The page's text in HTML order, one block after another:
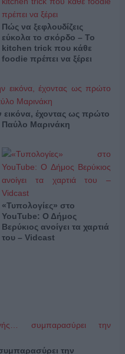
Πώς να ξεφλουδίζεις
εύκολα το σκόρδο – Το
kitchen trick που κάθε
foodie πρέπει να ξέρει
εικόνα, έχοντας ως πρώτο
Παύλο Μαρινάκη
«Τυπολογίες» στο
YouTube: Ο Δήμος
Βερύκιος ανοίγει τα χαρτιά
του – Vidcast
την